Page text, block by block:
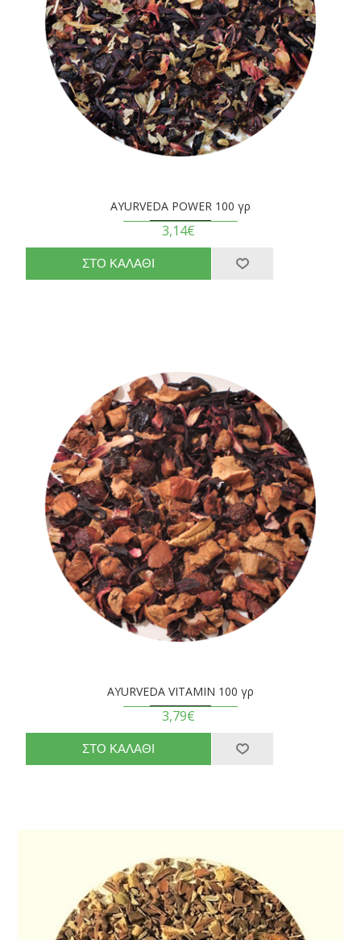
AYURVEDA POWER 100 γρ
3,14€
AYURVEDA VITAMIN 100 γρ
3,79€